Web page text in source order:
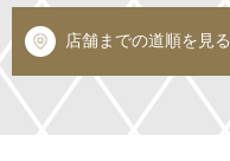
店舗までの道順を見る